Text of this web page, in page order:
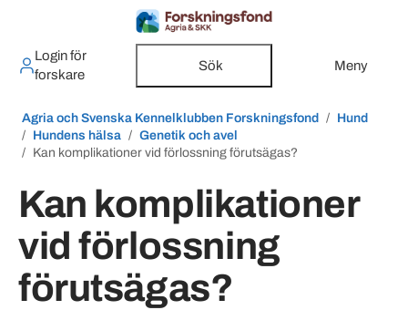
Login för
forskare
Sök Meny
Agria och Svenska Kennelklubben Forskningsfond
Hund
Hundens hälsa
Genetik och avel
Kan komplikationer vid förlossning förutsägas?
Kan komplikationer
vid förlossning
förutsägas?